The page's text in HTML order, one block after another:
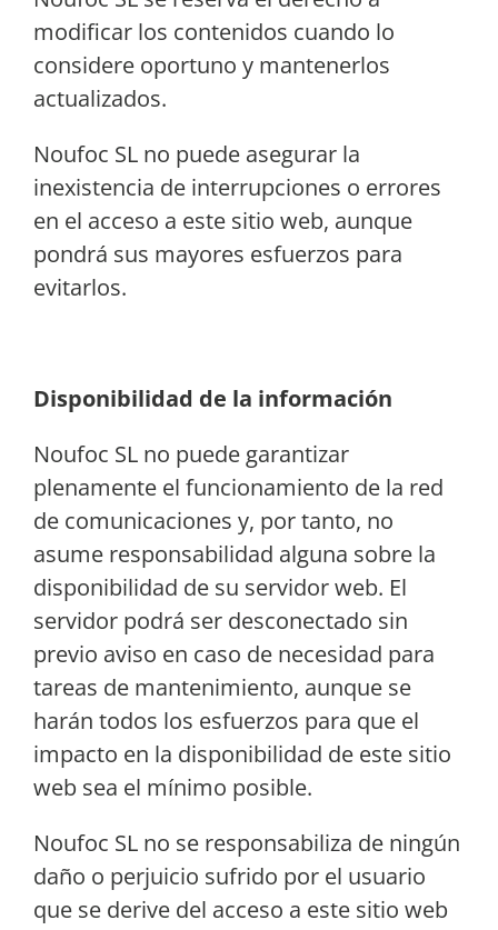
modificar los contenidos cuando lo
considere oportuno y mantenerlos
actualizados.
Noufoc SL no puede asegurar la
inexistencia de interrupciones o errores
en el acceso a este sitio web, aunque
pondrá sus mayores esfuerzos para
evitarlos.
Disponibilidad de la información
Noufoc SL no puede garantizar
plenamente el funcionamiento de la red
de comunicaciones y, por tanto, no
asume responsabilidad alguna sobre la
disponibilidad de su servidor web. El
servidor podrá ser desconectado sin
previo aviso en caso de necesidad para
tareas de mantenimiento, aunque se
harán todos los esfuerzos para que el
impacto en la disponibilidad de este sitio
web sea el mínimo posible.
Noufoc SL no se responsabiliza de ningún
daño o perjuicio sufrido por el usuario
que se derive del acceso a este sitio web